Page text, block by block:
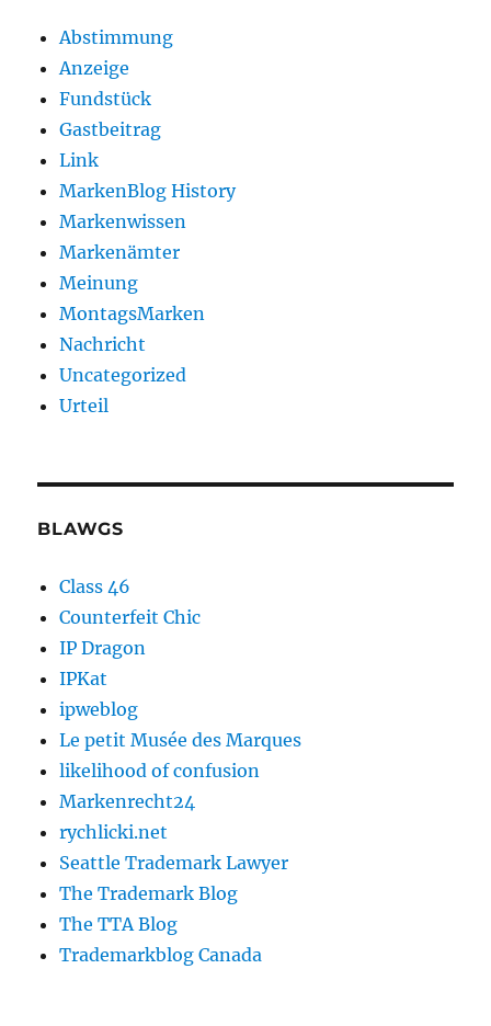
Abstimmung
Anzeige
Fundstück
Gastbeitrag
Link
MarkenBlog History
Markenwissen
Markenämter
Meinung
MontagsMarken
Nachricht
Uncategorized
Urteil
BLAWGS
Class 46
Counterfeit Chic
IP Dragon
IPKat
ipweblog
Le petit Musée des Marques
likelihood of confusion
Markenrecht24
rychlicki.net
Seattle Trademark Lawyer
The Trademark Blog
The TTA Blog
Trademarkblog Canada